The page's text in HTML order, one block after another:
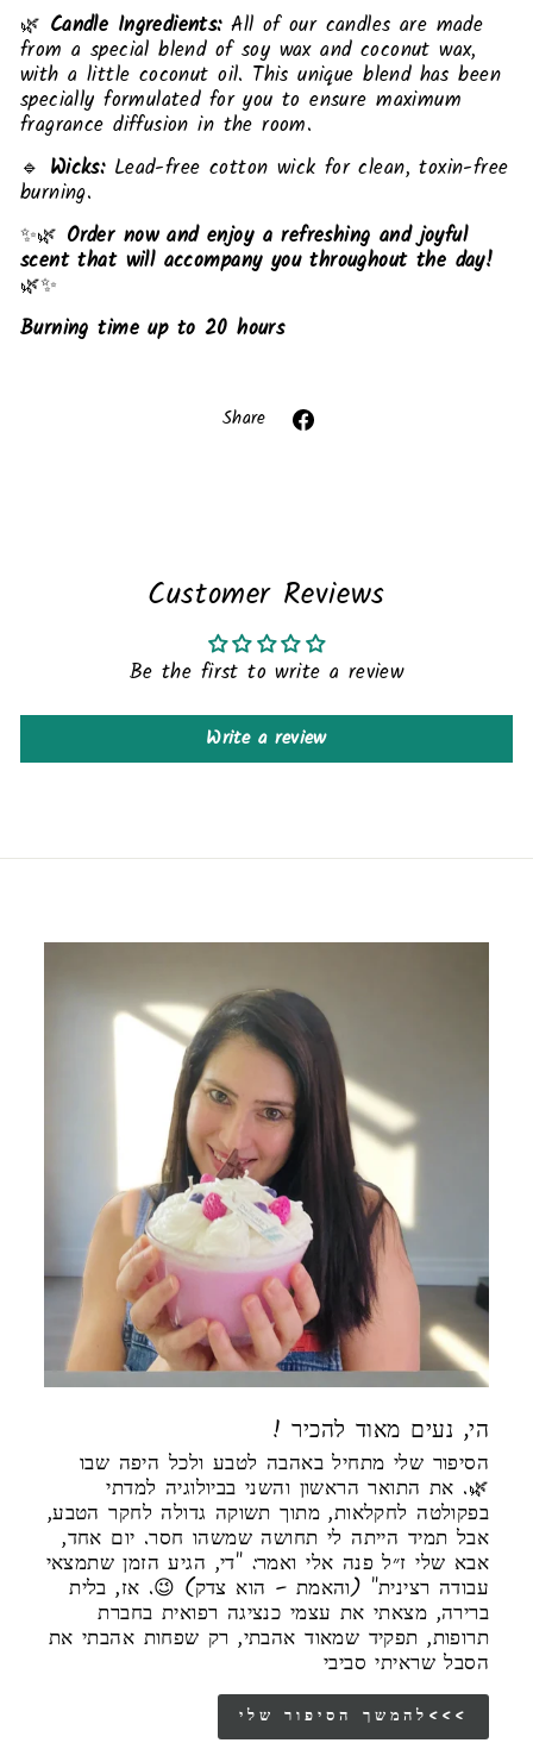
🌿 Candle Ingredients:All of our candles are made
from a special blend of soy wax and coconut wax,
with a little coconut oil. This unique blend has been
specially formulated for you to ensure maximum
fragrance diffusion in the room.
🔹 Wicks:Lead-free cotton wick for clean, toxin-free
burning.
✨🌿 Order now and enjoy a refreshing and joyful
scent that will accompany you throughout the day!
🌿✨
Burning time up to 20 hours
invalid url input
Share
Customer Reviews
Be the first to write a review
Write a review
! הי, נעים מאוד להכיר
הסיפור שלי מתחיל באהבה לטבע ולכל היפה שבו
🌿. את התואר הראשון והשני בביולוגיה למדתי
בפקולטה לחקלאות, מתוך תשוקה גדולה לחקר הטבע,
אבל תמיד הייתה לי תחושה שמשהו חסר. יום אחד,
אבא שלי ז״ל פנה אלי ואמר: "די, הגיע הזמן שתמצאי
עבודה רצינית" (והאמת – הוא צדק) 😉. אז, בלית
ברירה, מצאתי את עצמי כנציגה רפואית בחברת
תרופות, תפקיד שמאוד אהבתי, רק שפחות אהבתי את
הסבל שראיתי סביבי
להמשך הסיפור שלי<<<